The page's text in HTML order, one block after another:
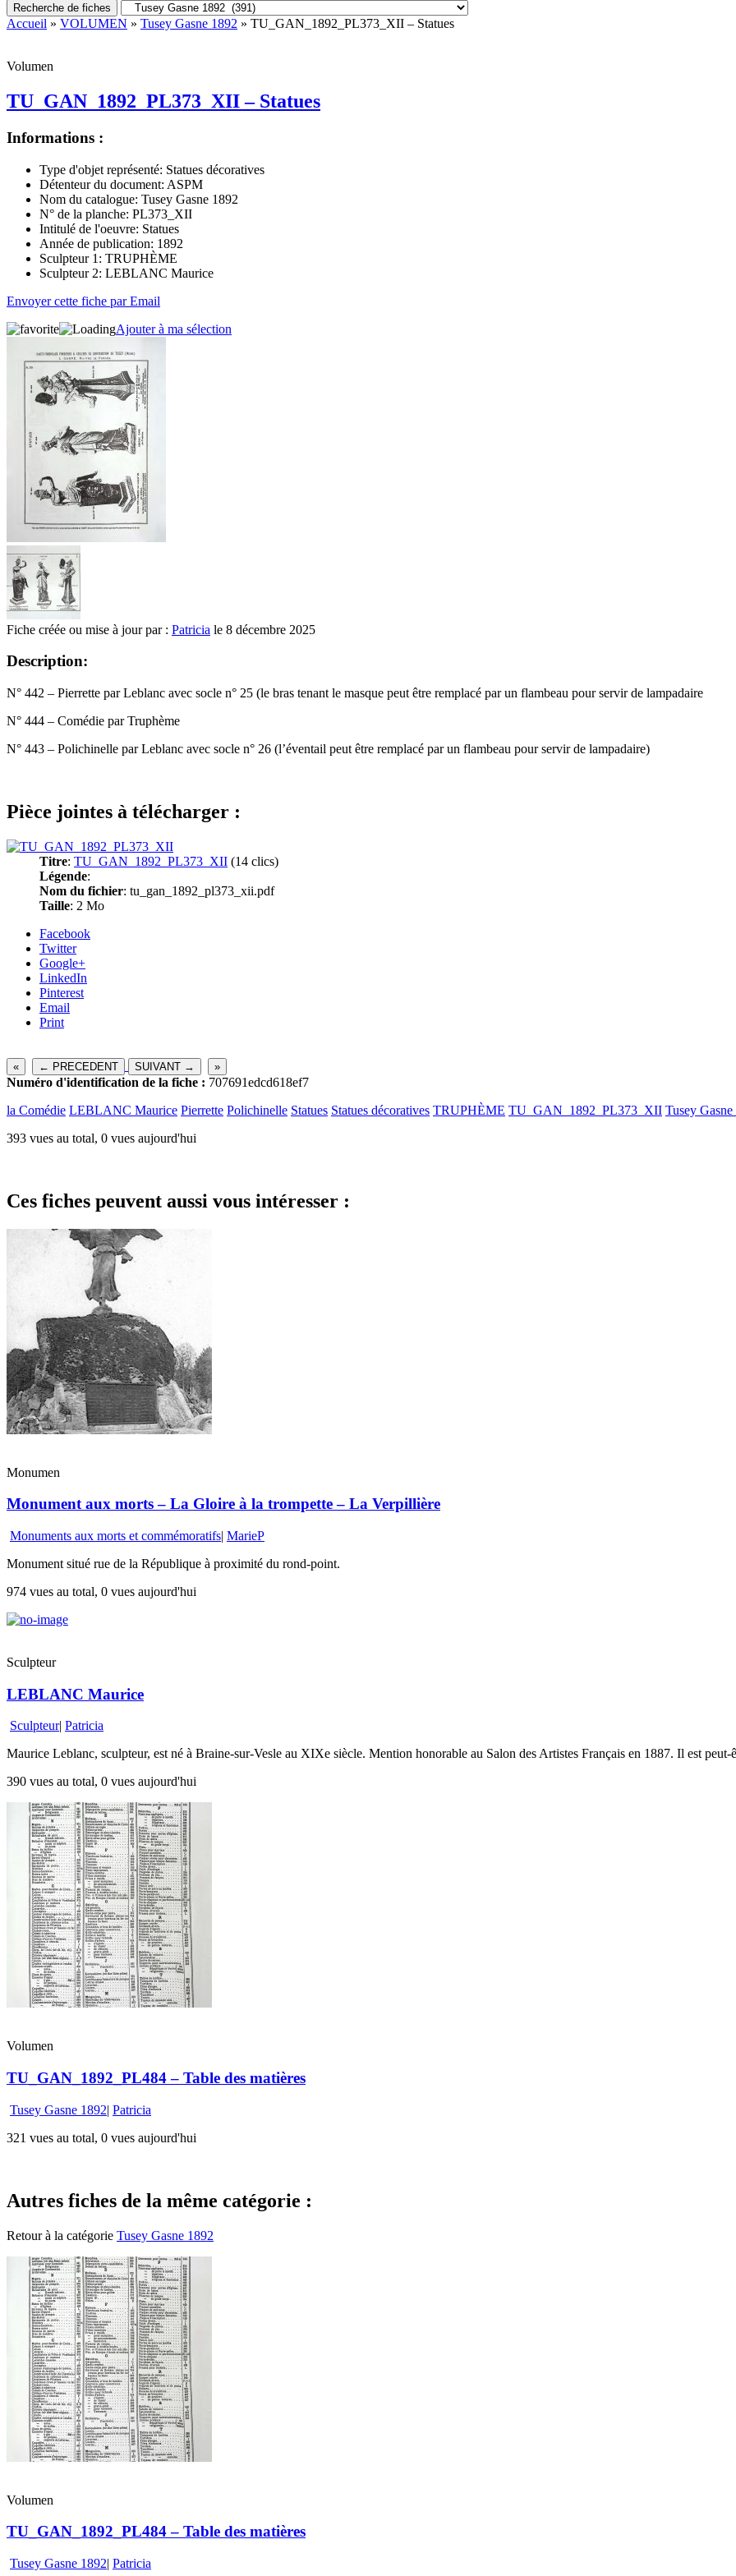
Recherche de fiches
Accueil » VOLUMEN » Tusey Gasne 1892 » TU_GAN_1892_PL373_XII – Statues
Volumen
TU_GAN_1892_PL373_XII – Statues
Informations :
Type d'objet représenté: Statues décoratives
Détenteur du document: ASPM
Nom du catalogue: Tusey Gasne 1892
N° de la planche: PL373_XII
Intitulé de l'oeuvre: Statues
Année de publication: 1892
Sculpteur 1: TRUPHÈME
Sculpteur 2: LEBLANC Maurice
Envoyer cette fiche par Email
Ajouter à ma sélection
Fiche créée ou mise à jour par : Patricia le 8 décembre 2025
Description:
N° 442 – Pierrette par Leblanc avec socle n° 25 (le bras tenant le masque peut être remplacé par un flambeau pour servir de lampadaire
N° 444 – Comédie par Truphème
N° 443 – Polichinelle par Leblanc avec socle n° 26 (l’éventail peut être remplacé par un flambeau pour servir de lampadaire)
Pièce jointes à télécharger :
Titre: TU_GAN_1892_PL373_XII (14 clics)
Légende:
Nom du fichier: tu_gan_1892_pl373_xii.pdf
Taille: 2 Mo
Facebook
Twitter
Google+
LinkedIn
Pinterest
Email
Print
« ← PRECEDENT SUIVANT → »
Numéro d'identification de la fiche : 707691edcd618ef7
la Comédie LEBLANC Maurice Pierrette Polichinelle Statues Statues décoratives TRUPHÈME TU_GAN_1892_PL373_XII Tusey
393 vues au total, 0 vues aujourd'hui
Ces fiches peuvent aussi vous intéresser :
Monumen
Monument aux morts – La Gloire à la trompette – La Verpillière
Monuments aux morts et commémoratifs| MarieP
Monument situé rue de la République à proximité du rond-point.
974 vues au total, 0 vues aujourd'hui
Sculpteur
LEBLANC Maurice
Sculpteur| Patricia
Maurice Leblanc, sculpteur, est né à Braine-sur-Vesle au XIXe siècle. Mention honorable au Salon des Artistes Français en 1887. Il est peut-
390 vues au total, 0 vues aujourd'hui
Volumen
TU_GAN_1892_PL484 – Table des matières
Tusey Gasne 1892| Patricia
321 vues au total, 0 vues aujourd'hui
Autres fiches de la même catégorie :
Retour à la catégorie Tusey Gasne 1892
Volumen
TU_GAN_1892_PL484 – Table des matières
Tusey Gasne 1892| Patricia